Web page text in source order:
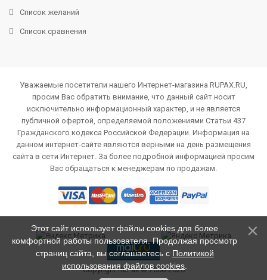
Список желаний
Список сравнения
Уважаемые посетители нашего Интернет-магазина RUPAX.RU,
просим Вас обратить внимание, что данный сайт носит
исключительно информационный характер, и не является
публичной офертой, определяемой положениями Статьи 437
Гражданского кодекса Российской Федерации. Информация на
данном интернет-сайте являются верными на день размещения
сайта в сети Интернет. За более подробной информацией просим
Вас обращаться к менеджерам по продажам.
Copyright RuPax © 2008-2026
Этот сайт использует файлы cookies для более
комфортной работы пользователя. Продолжая просмотр
страниц сайта, вы соглашаетесь с Политикой
использования файлов cookies